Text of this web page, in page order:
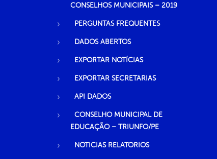
CONSELHOS MUNICIPAIS – 2019
PERGUNTAS FREQUENTES
DADOS ABERTOS
EXPORTAR NOTÍCIAS
EXPORTAR SECRETARIAS
API DADOS
CONSELHO MUNICIPAL DE
EDUCAÇÃO – TRIUNFO/PE
NOTICIAS RELATORIOS